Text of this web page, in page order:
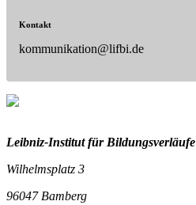
Kontakt
kommunikation@lifbi.de
Leibniz-Institut für Bildungsverläufe
Wilhelmsplatz 3
96047 Bamberg